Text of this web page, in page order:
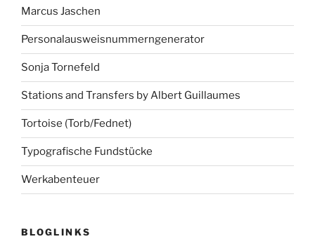
Marcus Jaschen
Personalausweisnummerngenerator
Sonja Tornefeld
Stations and Transfers by Albert Guillaumes
Tortoise (Torb/Fednet)
Typografische Fundstücke
Werkabenteuer
BLOGLINKS